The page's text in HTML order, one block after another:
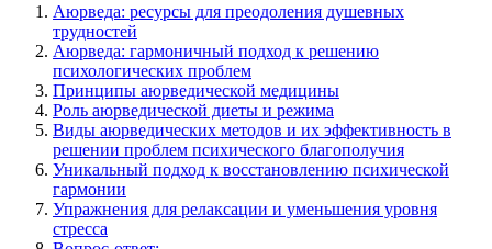
Аюрведа: ресурсы для преодоления душевных
трудностей
Аюрведа: гармоничный подход к решению
психологических проблем
Принципы аюрведической медицины
Роль аюрведической диеты и режима
Виды аюрведических методов и их эффективность в
решении проблем психического благополучия
Уникальный подход к восстановлению психической
гармонии
Упражнения для релаксации и уменьшения уровня
стресса